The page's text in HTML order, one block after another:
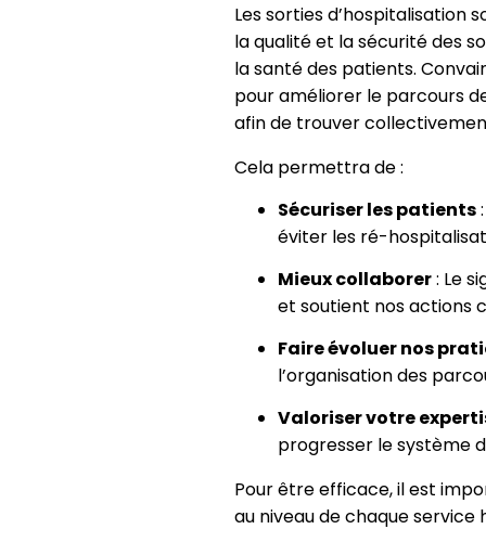
Les sorties d’hospitalisation
la qualité et la sécurité des
la santé des patients.
pour améliorer le parcours
afin de trouver
Cela permettra de :
Sécuriser les patients
éviter les ré-
Mieux collaborer: Le
et soutient nos actions
Faire évoluer nos
l’organisation des
Valoriser votre
progresser le système
Pour être efficace, il est
au niveau de chaque